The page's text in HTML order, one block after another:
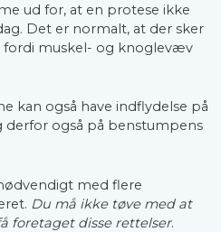
ud for, at en protese ikke
Det er normalt, at der sker
muskel- og knoglevæv
kan også have indflydelse på
også på benstumpens
med flere
Du må ikke tøve med at
foretaget disse rettelser.